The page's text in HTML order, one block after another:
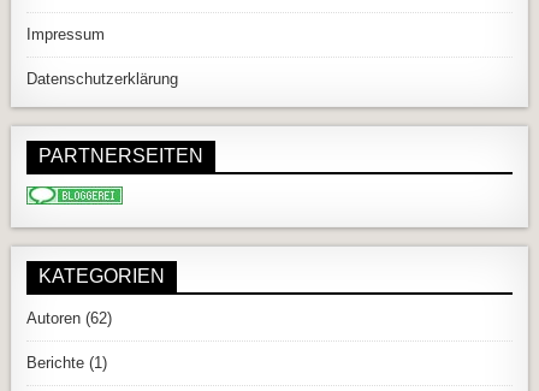
Impressum
Datenschutzerklärung
PARTNERSEITEN
KATEGORIEN
Autoren (62)
Berichte (1)